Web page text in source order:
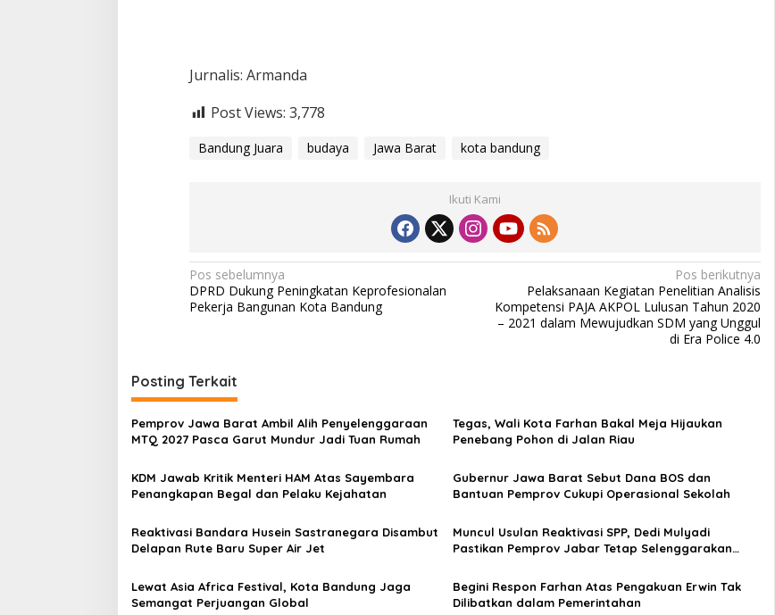
Jurnalis: Armanda
Post Views: 3,778
Bandung Juara budaya Jawa Barat kota bandung
Ikuti Kami
N
a
g
a
s
p
o
s
Pos sebelumnya
DPRD Dukung Peningkatan Keprofesionalan
Pekerja Bangunan Kota Bandung
Pos berikutnya
Pelaksanaan Kegiatan Penelitian Analisis
Kompetensi PAJA AKPOL Lulusan Tahun 2020
– 2021 dalam Mewujudkan SDM yang Unggul
di Era Police 4.0
Posting Terkait
Pemprov Jawa Barat Ambil Alih Penyelenggaraan
MTQ 2027 Pasca Garut Mundur Jadi Tuan Rumah
Tegas, Wali Kota Farhan Bakal Meja Hijaukan
Penebang Pohon di Jalan Riau
KDM Jawab Kritik Menteri HAM Atas Sayembara
Penangkapan Begal dan Pelaku Kejahatan
Gubernur Jawa Barat Sebut Dana BOS dan
Bantuan Pemprov Cukupi Operasional Sekolah
Reaktivasi Bandara Husein Sastranegara Disambut
Delapan Rute Baru Super Air Jet
Muncul Usulan Reaktivasi SPP, Dedi Mulyadi
Pastikan Pemprov Jabar Tetap Selenggarakan
Lewat Asia Africa Festival, Kota Bandung Jaga
Semangat Perjuangan Global
Begini Respon Farhan Atas Pengakuan Erwin Tak
Dilibatkan dalam Pemerintahan